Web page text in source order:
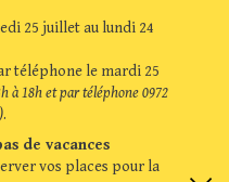
25 juillet au lundi 24
téléphone le mardi 25
à 18h et par téléphone 0972
.
de vacances
vos places pour la